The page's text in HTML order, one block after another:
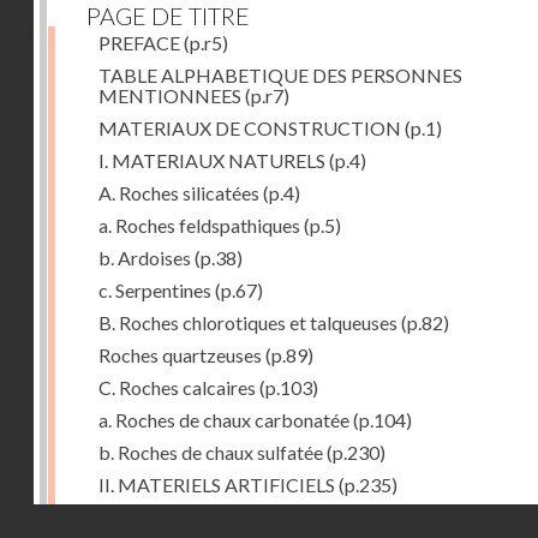
PAGE DE TITRE
PREFACE(p.r5)
TABLE ALPHABETIQUE DES PERSONNES
MENTIONNEES (p.r7)
MATERIAUX DE CONSTRUCTION (p.1)
I. MATERIAUX NATURELS (p.4)
A. Roches silicatées (p.4)
a. Roches feldspathiques (p.5)
b. Ardoises (p.38)
c. Serpentines (p.67)
B. Roches chlorotiques et talqueuses (p.82)
Roches quartzeuses (p.89)
C. Roches calcaires (p.103)
a. Roches de chaux carbonatée(p.104)
b. Roches de chaux sulfatée(p.230)
II. MATERIELS ARTIFICIELS (p.235)